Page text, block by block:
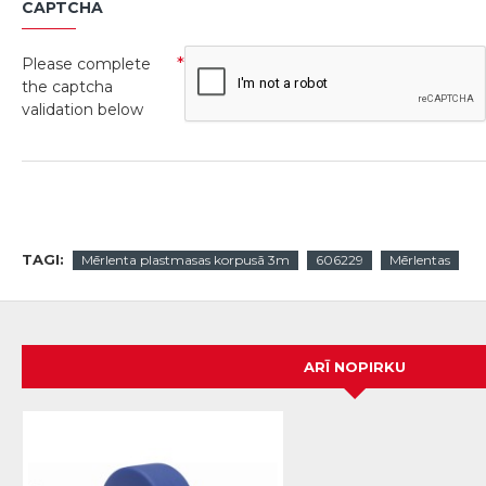
CAPTCHA
Please complete
the captcha
validation below
TAGI: Mērlenta plastmasas korpusā 3m 606229 Mērlentas
ARĪ NOPIRKU